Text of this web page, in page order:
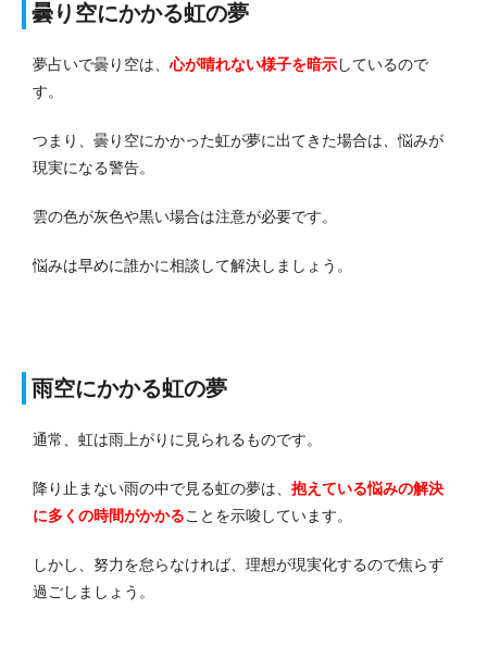
曇り空にかかる虹の夢
夢占いで曇り空は、 心が晴れない様子を暗示しているので
す。
つまり、曇り空にかかった虹が夢に出てきた場合は、悩みが
現実になる警告。
雲の色が灰色や黒い場合は注意が必要です。
悩みは早めに誰かに相談して解決しましょう。
雨空にかかる虹の夢
通常、虹は雨上がりに見られるものです。
降り止まない雨の中で見る虹の夢は、 抱えている悩みの解決
に多くの時間がかかることを示唆しています。
しかし、努力を怠らなければ、理想が現実化するので焦らず
過ごしましょう。